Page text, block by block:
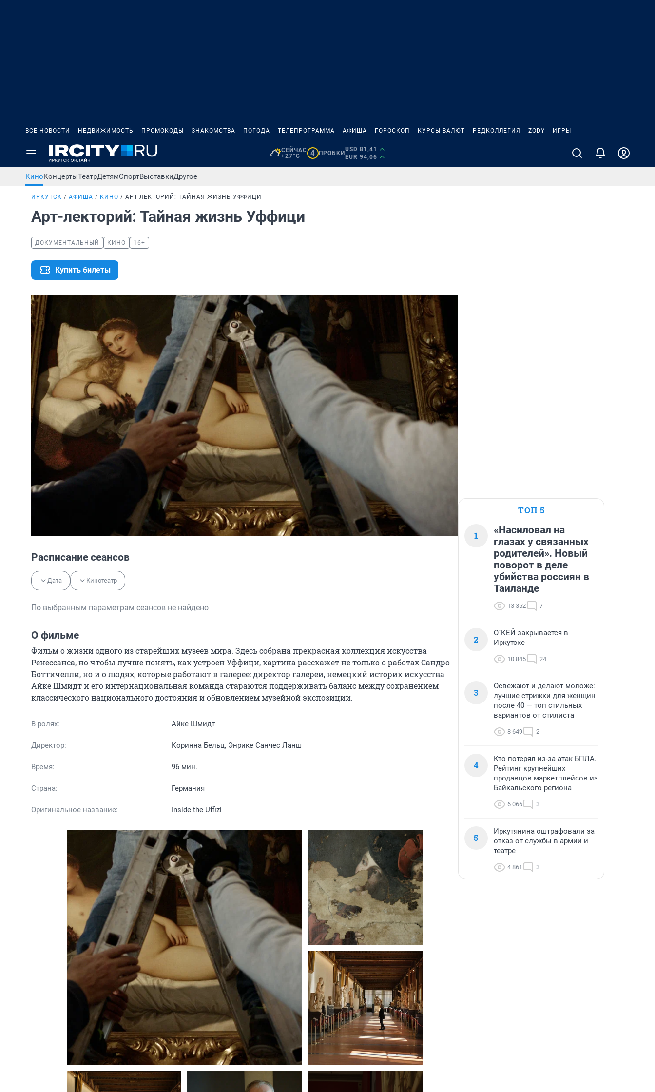
ВСЕ НОВОСТИ НЕДВИЖИМОСТЬ ПРОМОКОДЫ ЗНАКОМСТВА ПОГОДА ТЕЛЕПРОГРАММА АФИША ГОРОСКОП КУРСЫ ВАЛЮТ РЕДКОЛЛЕГИЯ ZODY ИГРЫ
СЕЙЧАС
+27°C
4 ПРОБКИ
USD 81,41
EUR 94,06
КиноКонцертыТеатрДетямСпортВыставкиДругое
ИРКУТСК АФИША КИНО АРТ-ЛЕКТОРИЙ: ТАЙНАЯ ЖИЗНЬ УФФИЦИ
Арт-лекторий: Тайная жизнь Уффици
ДОКУМЕНТАЛЬНЫЙ КИНО 16+
Купить билеты
Расписание сеансов
Дата Кинотеатр
По выбранным параметрам сеансов не найдено
О фильме
Фильм о жизни одного из старейших музеев мира. Здесь собрана прекрасная коллекция искусства
Ренессанса, но чтобы лучше понять, как устроен Уффици, картина расскажет не только о работах Сандро
Боттичелли, но и о людях, которые работают в галерее: директор галереи, немецкий историк искусства
Айке Шмидт и его интернациональная команда стараются поддерживать баланс между сохранением
классического национального достояния и обновлением музейной экспозиции.
В ролях: Айке Шмидт
Директор: Коринна Бельц, Энрике Санчес Ланш
Время: 96 мин.
Страна: Германия
Оригинальное название: Inside the Uffizi
ТОП 5
1
«Насиловал на
глазах у связанных
родителей». Новый
поворот в деле
убийства россиян в
Таиланде
13 352 7
2
О`КЕЙ закрывается в
Иркутске
10 845 24
3
Освежают и делают моложе:
лучшие стрижки для женщин
после 40 — топ стильных
вариантов от стилиста
8 649 2
4
Кто потерял из-за атак БПЛА.
Рейтинг крупнейших
продавцов маркетплейсов из
Байкальского региона
6 066 3
5
Иркутянина оштрафовали за
отказ от службы в армии и
театре
4 861 3